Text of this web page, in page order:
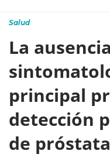
Salud
La
principal
detección
de próstata